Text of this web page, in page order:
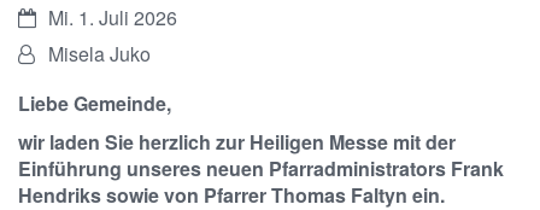
Datum:Mi. 1. Juli 2026
Von:Misela Juko
Liebe Gemeinde,
wir laden Sie herzlich zur Heiligen Messe mit der
Einführung unseres neuen Pfarradministrators Frank
Hendriks sowie von Pfarrer Thomas Faltyn ein.